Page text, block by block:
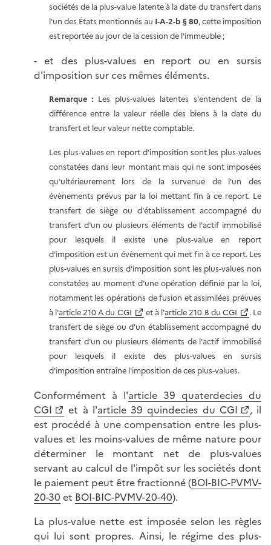
sociétés de la plus-value latente à la date du transfert dans
l'un des États mentionnés au I-A-2-b § 80, cette imposition
est reportée au jour de la cession de l'immeuble ;
- et des plus-values en report ou en sursis
d'imposition sur ces mêmes éléments.
Remarque : Les plus-values latentes s'entendent de la
différence entre la valeur réelle des biens à la date du
transfert et leur valeur nette comptable.
Les plus-values en report d'imposition sont les plus-values
constatées dans leur montant mais qui ne sont imposées
qu'ultérieurement lors de la survenue de l'un des
évènements prévus par la loi mettant fin à ce report. Le
transfert de siège ou d'établissement accompagné du
transfert d'un ou plusieurs éléments de l'actif immobilisé
pour lesquels il existe une plus-value en report
d'imposition est un évènement qui met fin à ce report. Les
plus-values en sursis d'imposition sont les plus-values non
constatées au moment d'une opération définie par la loi,
notamment les opérations de fusion et assimilées prévues
à l'article 210 A du CGI et à l'article 210 B du CGI
. Le
transfert de siège ou d'un établissement accompagné du
transfert d'un ou plusieurs éléments de l'actif immobilisé
pour lesquels il existe des plus-values en sursis
d'imposition entraîne l'imposition de ces plus-values.
Conformément à l'article 39 quaterdecies du
CGI
et à l'article 39 quindecies du CGI
, il
est procédé à une compensation entre les plus-
values et les moins-values de même nature pour
déterminer le montant net de plus-values
servant au calcul de l'impôt sur les sociétés dont
le paiement peut être fractionné (BOI-BIC-PVMV-
20-30 et BOI-BIC-PVMV-20-40).
La plus-value nette est imposée selon les règles
qui lui sont propres. Ainsi, le régime des plus-